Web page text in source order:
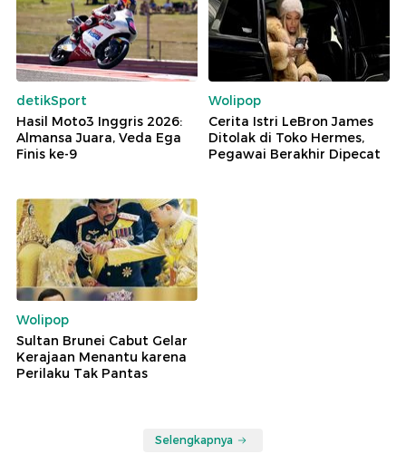
detikSport
Hasil Moto3 Inggris 2026:
Almansa Juara, Veda Ega
Finis ke-9
Wolipop
Cerita Istri LeBron James
Ditolak di Toko Hermes,
Pegawai Berakhir Dipecat
Wolipop
Sultan Brunei Cabut Gelar
Kerajaan Menantu karena
Perilaku Tak Pantas
Selengkapnya